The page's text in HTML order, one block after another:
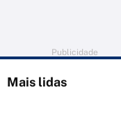
Publicidade
Mais lidas